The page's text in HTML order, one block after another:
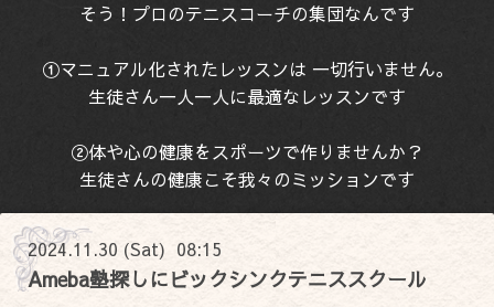
そう！プロのテニスコーチの集団なんです
①マニュアル化されたレッスンは 一切行いません。
生徒さん一人一人に最適なレッスンです
②体や心の健康をスポーツで作りませんか？
生徒さんの健康こそ我々のミッションです
2024.11.30 (Sat) 08:15
Ameba塾探しにビックシンクテニススクール